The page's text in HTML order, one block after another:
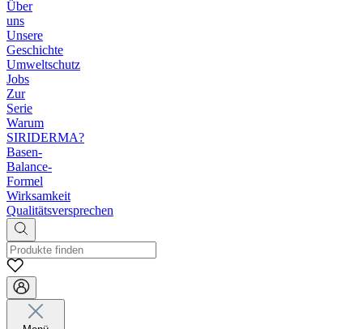
Über
uns
Unsere
Geschichte
Umweltschutz
Jobs
Zur
Serie
Warum
SIRIDERMA?
Basen-
Balance-
Formel
Wirksamkeit
Qualitätsversprechen